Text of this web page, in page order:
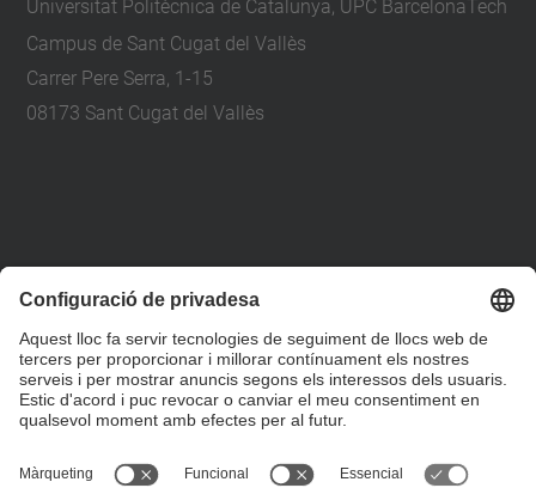
Universitat Politècnica de Catalunya, UPC BarcelonaTech
Campus de Sant Cugat del Vallès
Carrer Pere Serra, 1-15
08173 Sant Cugat del Vallès
etsav@upc.edu
contacte
on som
segueix-nos